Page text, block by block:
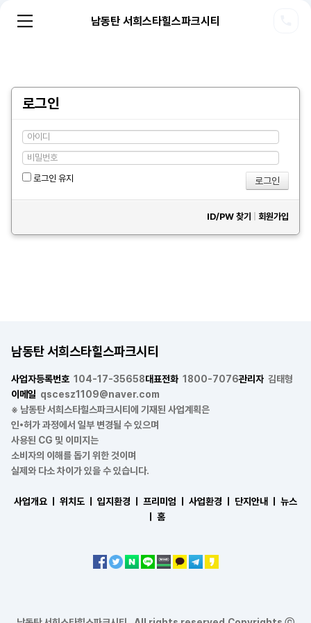
남동탄 서희스타힐스파크시티
로그인
로그인 유지
ID/PW 찾기 회원가입
남동탄 서희스타힐스파크시티
사업자등록번호 104-17-35658대표전화 1800-7076관리자 김태형
이메일 qscesz1109@naver.com
※ 남동탄 서희스타힐스파크시티에 기재된 사업계획은
인•허가 과정에서 일부 변경될 수 있으며
사용된 CG 및 이미지는
소비자의 이해를 돕기 위한 것이며
실제와 다소 차이가 있을 수 있습니다.
사업개요 ㅣ 위치도 ㅣ 입지환경 ㅣ 프리미엄 ㅣ 사업환경 ㅣ 단지안내 ㅣ
뉴스
홈